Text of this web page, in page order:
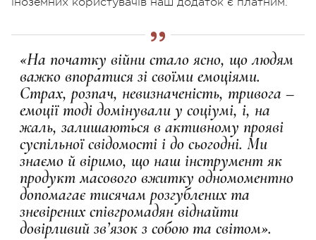
«На початку війни стало ясно, що людям
важко впоратися зі своїми емоціями.
Страх, розпач, невизначеність, тривога –
емоції тоді домінували у соціумі, і, на
жаль, залишаються в активному прояві
суспільної свідомості і до сьогодні. Ми
знаємо й віримо, що наш інструмент як
продукт масового вжитку одномоментно
допомагає тисячам розгублених та
зневірених співгромадян віднайти
довірливий зв’язок з собою та світом».